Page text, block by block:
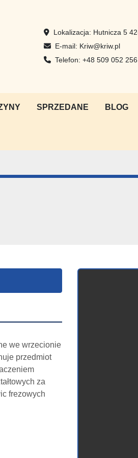
Lokalizacja: Hutnicza 5
E-mail: Kriw@kriw.pl
Telefon: +48 509 052 256
SPRZEDANE BLOG
we wrzecionie
przedmiot
za
frezowych